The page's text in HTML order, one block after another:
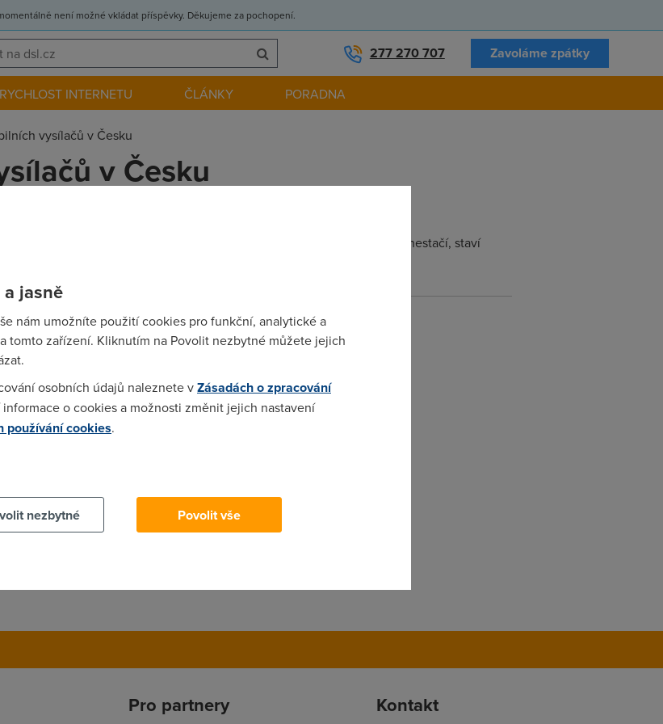
není možné vkládat příspěvky. Děkujeme za pochopení.
277 270 707 Zavoláme zpátky
RYCHLOST INTERNETU ČLÁNKY PORADNA
vysílačů v Česku
v Česku
zajišťují signál pro mobilní telefony. Tam, kde základnové stanice nestačí, staví
Pro partnery Kontakt
jasně
nám umožníte použití cookies pro funkční, analytické a
tomto zařízení. Kliknutím na Povolit nezbytné můžete jejich
osobních údajů naleznete vZásadách o zpracování
informace o cookies a možnosti změnit jejich nastavení
používání cookies.
nezbytné
Povolit vše